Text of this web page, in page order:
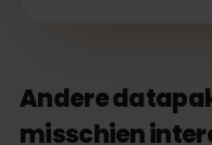
Andere
misschien